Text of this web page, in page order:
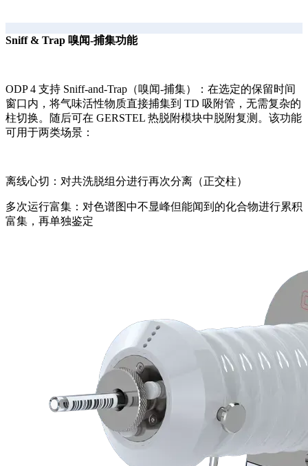
Sniff & Trap 嗅闻-捕集功能
ODP 4 支持 Sniff-and-Trap（嗅闻-捕集）：在选定的保留时间
窗口内，将气味活性物质直接捕集到 TD 吸附管，无需复杂的
柱切换。随后可在 GERSTEL 热脱附模块中脱附复测。该功能
可用于两类场景：
离线心切：对共洗脱组分进行再次分离（正交柱）
多次运行富集：对色谱图中不显峰但能闻到的化合物进行累积
富集，再单独鉴定